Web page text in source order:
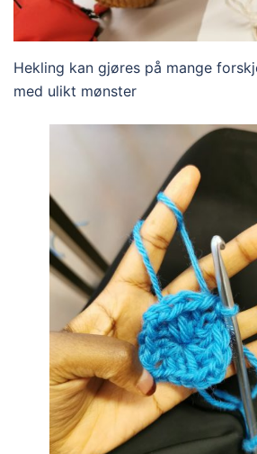
Hekling kan gjøres på mange
med ulikt mønster